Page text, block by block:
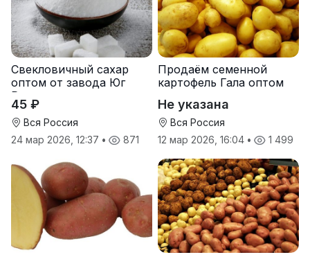
Свекловичный сахар
оптом от завода Юг
Руси
45 ₽
Вся Россия
24 мар 2026, 12:37 • 871
Продаём семенной
картофель Гала оптом
Не указана
Вся Россия
12 мар 2026, 16:04 • 1 499